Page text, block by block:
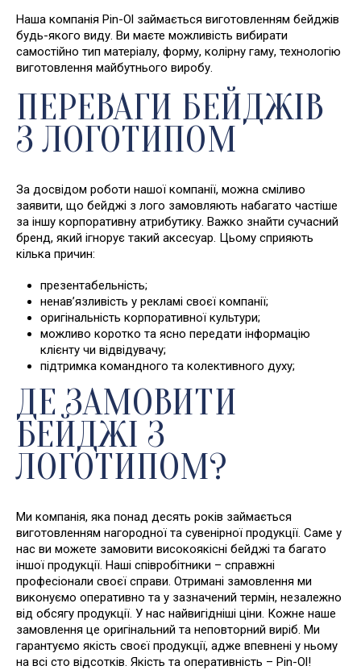
Наша компанія Pin-Ol займається виготовленням бейджів
будь-якого виду. Ви маєте можливість вибирати
самостійно тип матеріалу, форму, колірну гаму, технологію
виготовлення майбутнього виробу.
ПЕРЕВАГИ БЕЙДЖІВ
З ЛОГОТИПОМ
За досвідом роботи нашої компанії, можна сміливо
заявити, що бейджі з лого замовляють набагато частіше
за іншу корпоративну атрибутику. Важко знайти сучасний
бренд, який ігнорує такий аксесуар. Цьому сприяють
кілька причин:
презентабельність;
ненав’язливість у рекламі своєї компанії;
оригінальність корпоративної культури;
можливо коротко та ясно передати інформацію
клієнту чи відвідувачу;
підтримка командного та колективного духу;
ДЕ ЗАМОВИТИ
БЕЙДЖІ З
ЛОГОТИПОМ?
Ми компанія, яка понад десять років займається
виготовленням нагородної та сувенірної продукції. Саме у
нас ви можете замовити високоякісні бейджі та багато
іншої продукції. Наші співробітники – справжні
професіонали своєї справи. Отримані замовлення ми
виконуємо оперативно та у зазначений термін, незалежно
від обсягу продукції. У нас найвигідніші ціни. Кожне наше
замовлення це оригінальний та неповторний виріб. Ми
гарантуємо якість своєї продукції, адже впевнені у ньому
на всі сто відсотків. Якість та оперативність – Pin-Ol!